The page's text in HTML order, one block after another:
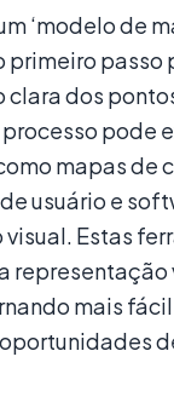
‘modelo de
primeiro passo
clara dos
pode
mapas de
usuário e
Estas
representação
mais